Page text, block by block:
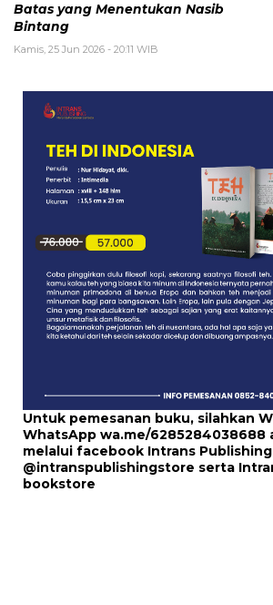
Batas yang Menentukan Nasib
Bintang
Kamis, 25 Jun 2026 - 20:11 WIB
Untuk pemesanan buku, silahkan
WhatsApp wa.me/6285284038688
melalui facebook Intrans Publishing
@intranspublishingstore serta
bookstore